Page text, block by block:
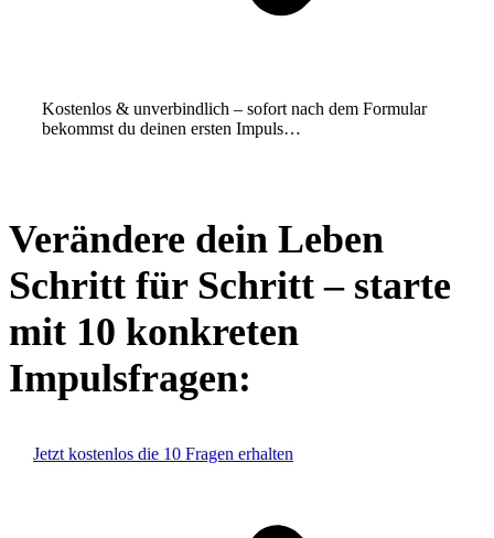
Kostenlos & unverbindlich – sofort nach dem Formular
bekommst du deinen ersten Impuls…
Verändere dein Leben
Schritt für Schritt – starte
mit 10 konkreten
Impulsfragen:
Jetzt kostenlos die 10 Fragen erhalten